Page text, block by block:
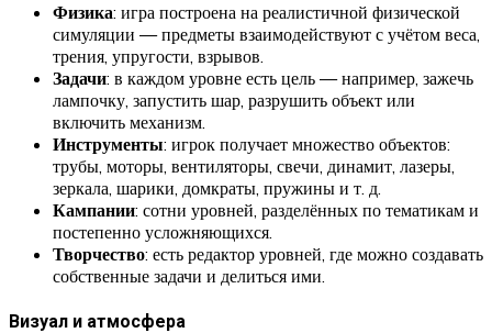
Физика: игра построена на реалистичной физической
симуляции — предметы взаимодействуют с учётом веса,
трения, упругости, взрывов.
Задачи: в каждом уровне есть цель — например, зажечь
лампочку, запустить шар, разрушить объект или
включить механизм.
Инструменты: игрок получает множество объектов:
трубы, моторы, вентиляторы, свечи, динамит, лазеры,
зеркала, шарики, домкраты, пружины и т. д.
Кампании: сотни уровней, разделённых по тематикам и
постепенно усложняющихся.
Творчество: есть редактор уровней, где можно создавать
собственные задачи и делиться ими.
Визуал и атмосфера